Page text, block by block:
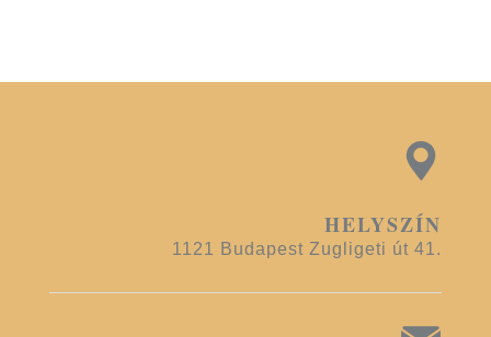
HELYSZÍN
1121 Budapest Zugligeti út 41.